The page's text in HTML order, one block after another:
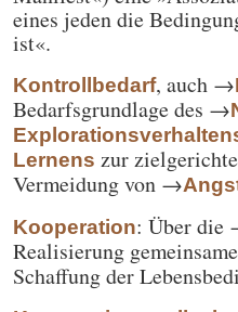
eines jeden die
ist«.
Kontrollbedarf, auch →
Bedarfsgrundlage des →
Lernens zur
Vermeidung von →
Kooperation: Über
Realisierung
Schaffung der